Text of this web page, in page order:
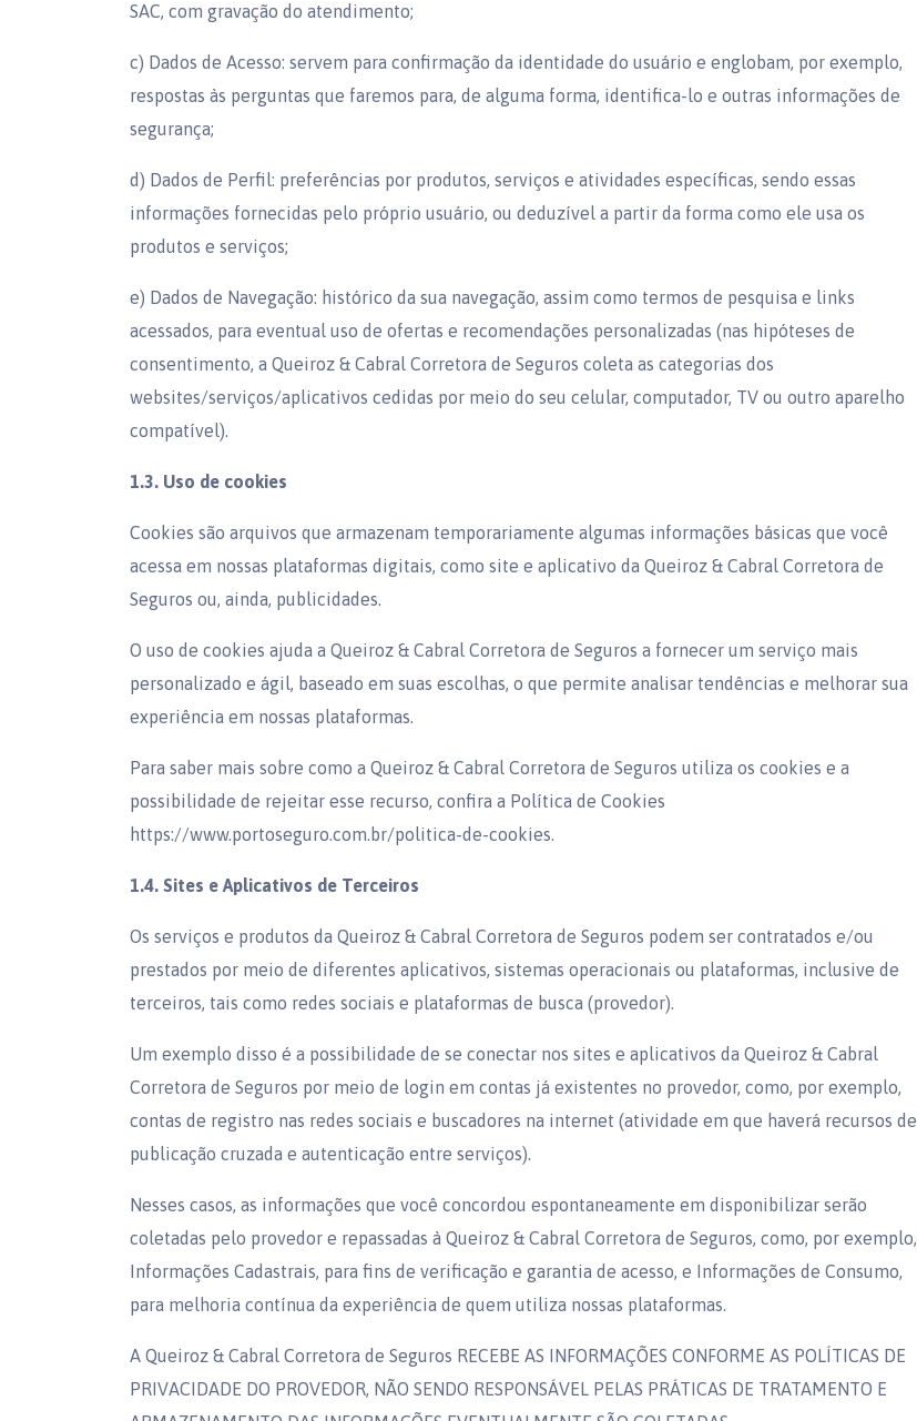
SAC, com gravação do atendimento;
c) Dados de Acesso: servem para confirmação da identidade do usuário e englobam, por exemplo,
respostas às perguntas que faremos para, de alguma forma, identifica-lo e outras informações de
segurança;
d) Dados de Perfil: preferências por produtos, serviços e atividades específicas, sendo essas
informações fornecidas pelo próprio usuário, ou deduzível a partir da forma como ele usa os
produtos e serviços;
e) Dados de Navegação: histórico da sua navegação, assim como termos de pesquisa e links
acessados, para eventual uso de ofertas e recomendações personalizadas (nas hipóteses de
consentimento, a Queiroz & Cabral Corretora de Seguros coleta as categorias dos
websites/serviços/aplicativos cedidas por meio do seu celular, computador, TV ou outro aparelho
compatível).
1.3. Uso de cookies
Cookies são arquivos que armazenam temporariamente algumas informações básicas que você
acessa em nossas plataformas digitais, como site e aplicativo da Queiroz & Cabral Corretora de
Seguros ou, ainda, publicidades.
O uso de cookies ajuda a Queiroz & Cabral Corretora de Seguros a fornecer um serviço mais
personalizado e ágil, baseado em suas escolhas, o que permite analisar tendências e melhorar sua
experiência em nossas plataformas.
Para saber mais sobre como a Queiroz & Cabral Corretora de Seguros utiliza os cookies e a
possibilidade de rejeitar esse recurso, confira a Política de Cookies
https://www.portoseguro.com.br/politica-de-cookies.
1.4. Sites e Aplicativos de Terceiros
Os serviços e produtos da Queiroz & Cabral Corretora de Seguros podem ser contratados e/ou
prestados por meio de diferentes aplicativos, sistemas operacionais ou plataformas, inclusive de
terceiros, tais como redes sociais e plataformas de busca (provedor).
Um exemplo disso é a possibilidade de se conectar nos sites e aplicativos da Queiroz & Cabral
Corretora de Seguros por meio de login em contas já existentes no provedor, como, por exemplo,
contas de registro nas redes sociais e buscadores na internet (atividade em que haverá recursos de
publicação cruzada e autenticação entre serviços).
Nesses casos, as informações que você concordou espontaneamente em disponibilizar serão
coletadas pelo provedor e repassadas à Queiroz & Cabral Corretora de Seguros, como, por exemplo,
Informações Cadastrais, para fins de verificação e garantia de acesso, e Informações de Consumo,
para melhoria contínua da experiência de quem utiliza nossas plataformas.
A Queiroz & Cabral Corretora de Seguros RECEBE AS INFORMAÇÕES CONFORME AS POLÍTICAS DE
PRIVACIDADE DO PROVEDOR, NÃO SENDO RESPONSÁVEL PELAS PRÁTICAS DE TRATAMENTO E